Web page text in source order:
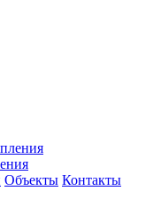
Объекты Контакты